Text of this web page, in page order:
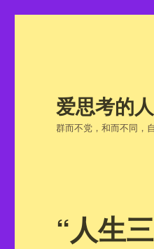
爱思考的人
群而不党，和而不同，
“人生